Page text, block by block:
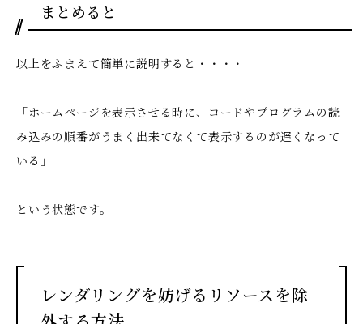
まとめると
以上をふまえて簡単に説明すると・・・・
「ホームぺージを表示させる時に、コードやプログラムの読
み込みの順番がうまく出来てなくて表示するのが遅くなって
いる」
という状態です。
レンダリングを妨げるリソースを除